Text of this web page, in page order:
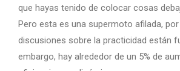
que hayas tenido de colocar cosas
Pero esta es una supermoto afilada,
discusiones sobre la practicidad están
embargo, hay alrededor de un 5% de